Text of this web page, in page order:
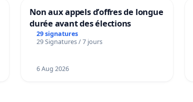
Non aux appels d’offres de longue
durée avant des élections
29 signatures
29 Signatures / 7 jours
6 Aug 2026